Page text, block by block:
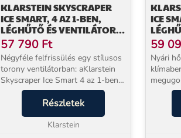
KLARSTEIN SKYSCRAPER
ICE SMART, 4 AZ 1-BEN,
LÉGHŰTŐ ÉS VENTILÁTOR,
WIFI, 210M³/Ó,
TÁVIRÁNYÍTÓVAL
57 790 Ft
Négyféle felfrissülés egy stílusos
torony ventilátorban: aKlarstein
Skyscraper Ice Smart 4 az 1-ben
léghűtő 4 az 1-ben
hatékonysággal biztosít hűsítő
szellőt ventilátorként,
léghűtőként, légtisztítóké...
Részletek
Klarstein
ICE
WIFI,
59
Nyári
tisztítja